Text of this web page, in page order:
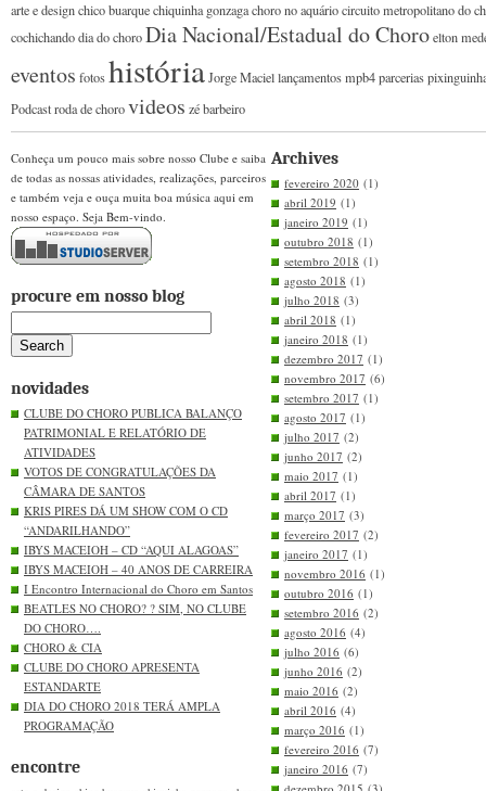
arte e designchico buarquechiquinha gonzagachoro no aquáriocircuito metropolitano do
cochichandodia do choroDia Nacional/Estadual do Choroelton
eventos fotoshistóriaJorge Maciellançamentosmpb4parcerias
Podcastroda de chorovideos zé barbeiro
Conheça um pouco mais sobre nosso Clube e saiba
de todas as nossas atividades, realizações, parceiros
e também veja e ouça muita boa música aqui em
nosso espaço. Seja Bem-vindo.
procure em nosso blog
novidades
CLUBE DO CHORO PUBLICA BALANÇO
PATRIMONIAL E RELATÓRIO DE
ATIVIDADES
VOTOS DE CONGRATULAÇÕES DA
CÂMARA DE SANTOS
KRIS PIRES DÁ UM SHOW COM O CD
“ANDARILHANDO”
IBYS MACEIOH – CD “AQUI ALAGOAS”
IBYS MACEIOH – 40 ANOS DE CARREIRA
I Encontro Internacional do Choro em Santos
BEATLES NO CHORO? ? SIM, NO CLUBE
DO CHORO….
CHORO & CIA
CLUBE DO CHORO APRESENTA
ESTANDARTE
DIA DO CHORO 2018 TERÁ AMPLA
PROGRAMAÇÃO
encontre
Archives
fevereiro 2020 (1)
abril 2019 (1)
janeiro 2019 (1)
outubro 2018 (1)
setembro 2018 (1)
agosto 2018 (1)
julho 2018 (3)
abril 2018 (1)
janeiro 2018 (1)
dezembro 2017 (1)
novembro 2017 (6)
setembro 2017 (1)
agosto 2017 (1)
julho 2017 (2)
junho 2017 (2)
maio 2017 (1)
abril 2017 (1)
março 2017 (3)
fevereiro 2017 (2)
janeiro 2017 (1)
novembro 2016 (1)
outubro 2016 (1)
setembro 2016 (2)
agosto 2016 (4)
julho 2016 (6)
junho 2016 (2)
maio 2016 (2)
abril 2016 (4)
março 2016 (1)
fevereiro 2016 (7)
janeiro 2016 (7)